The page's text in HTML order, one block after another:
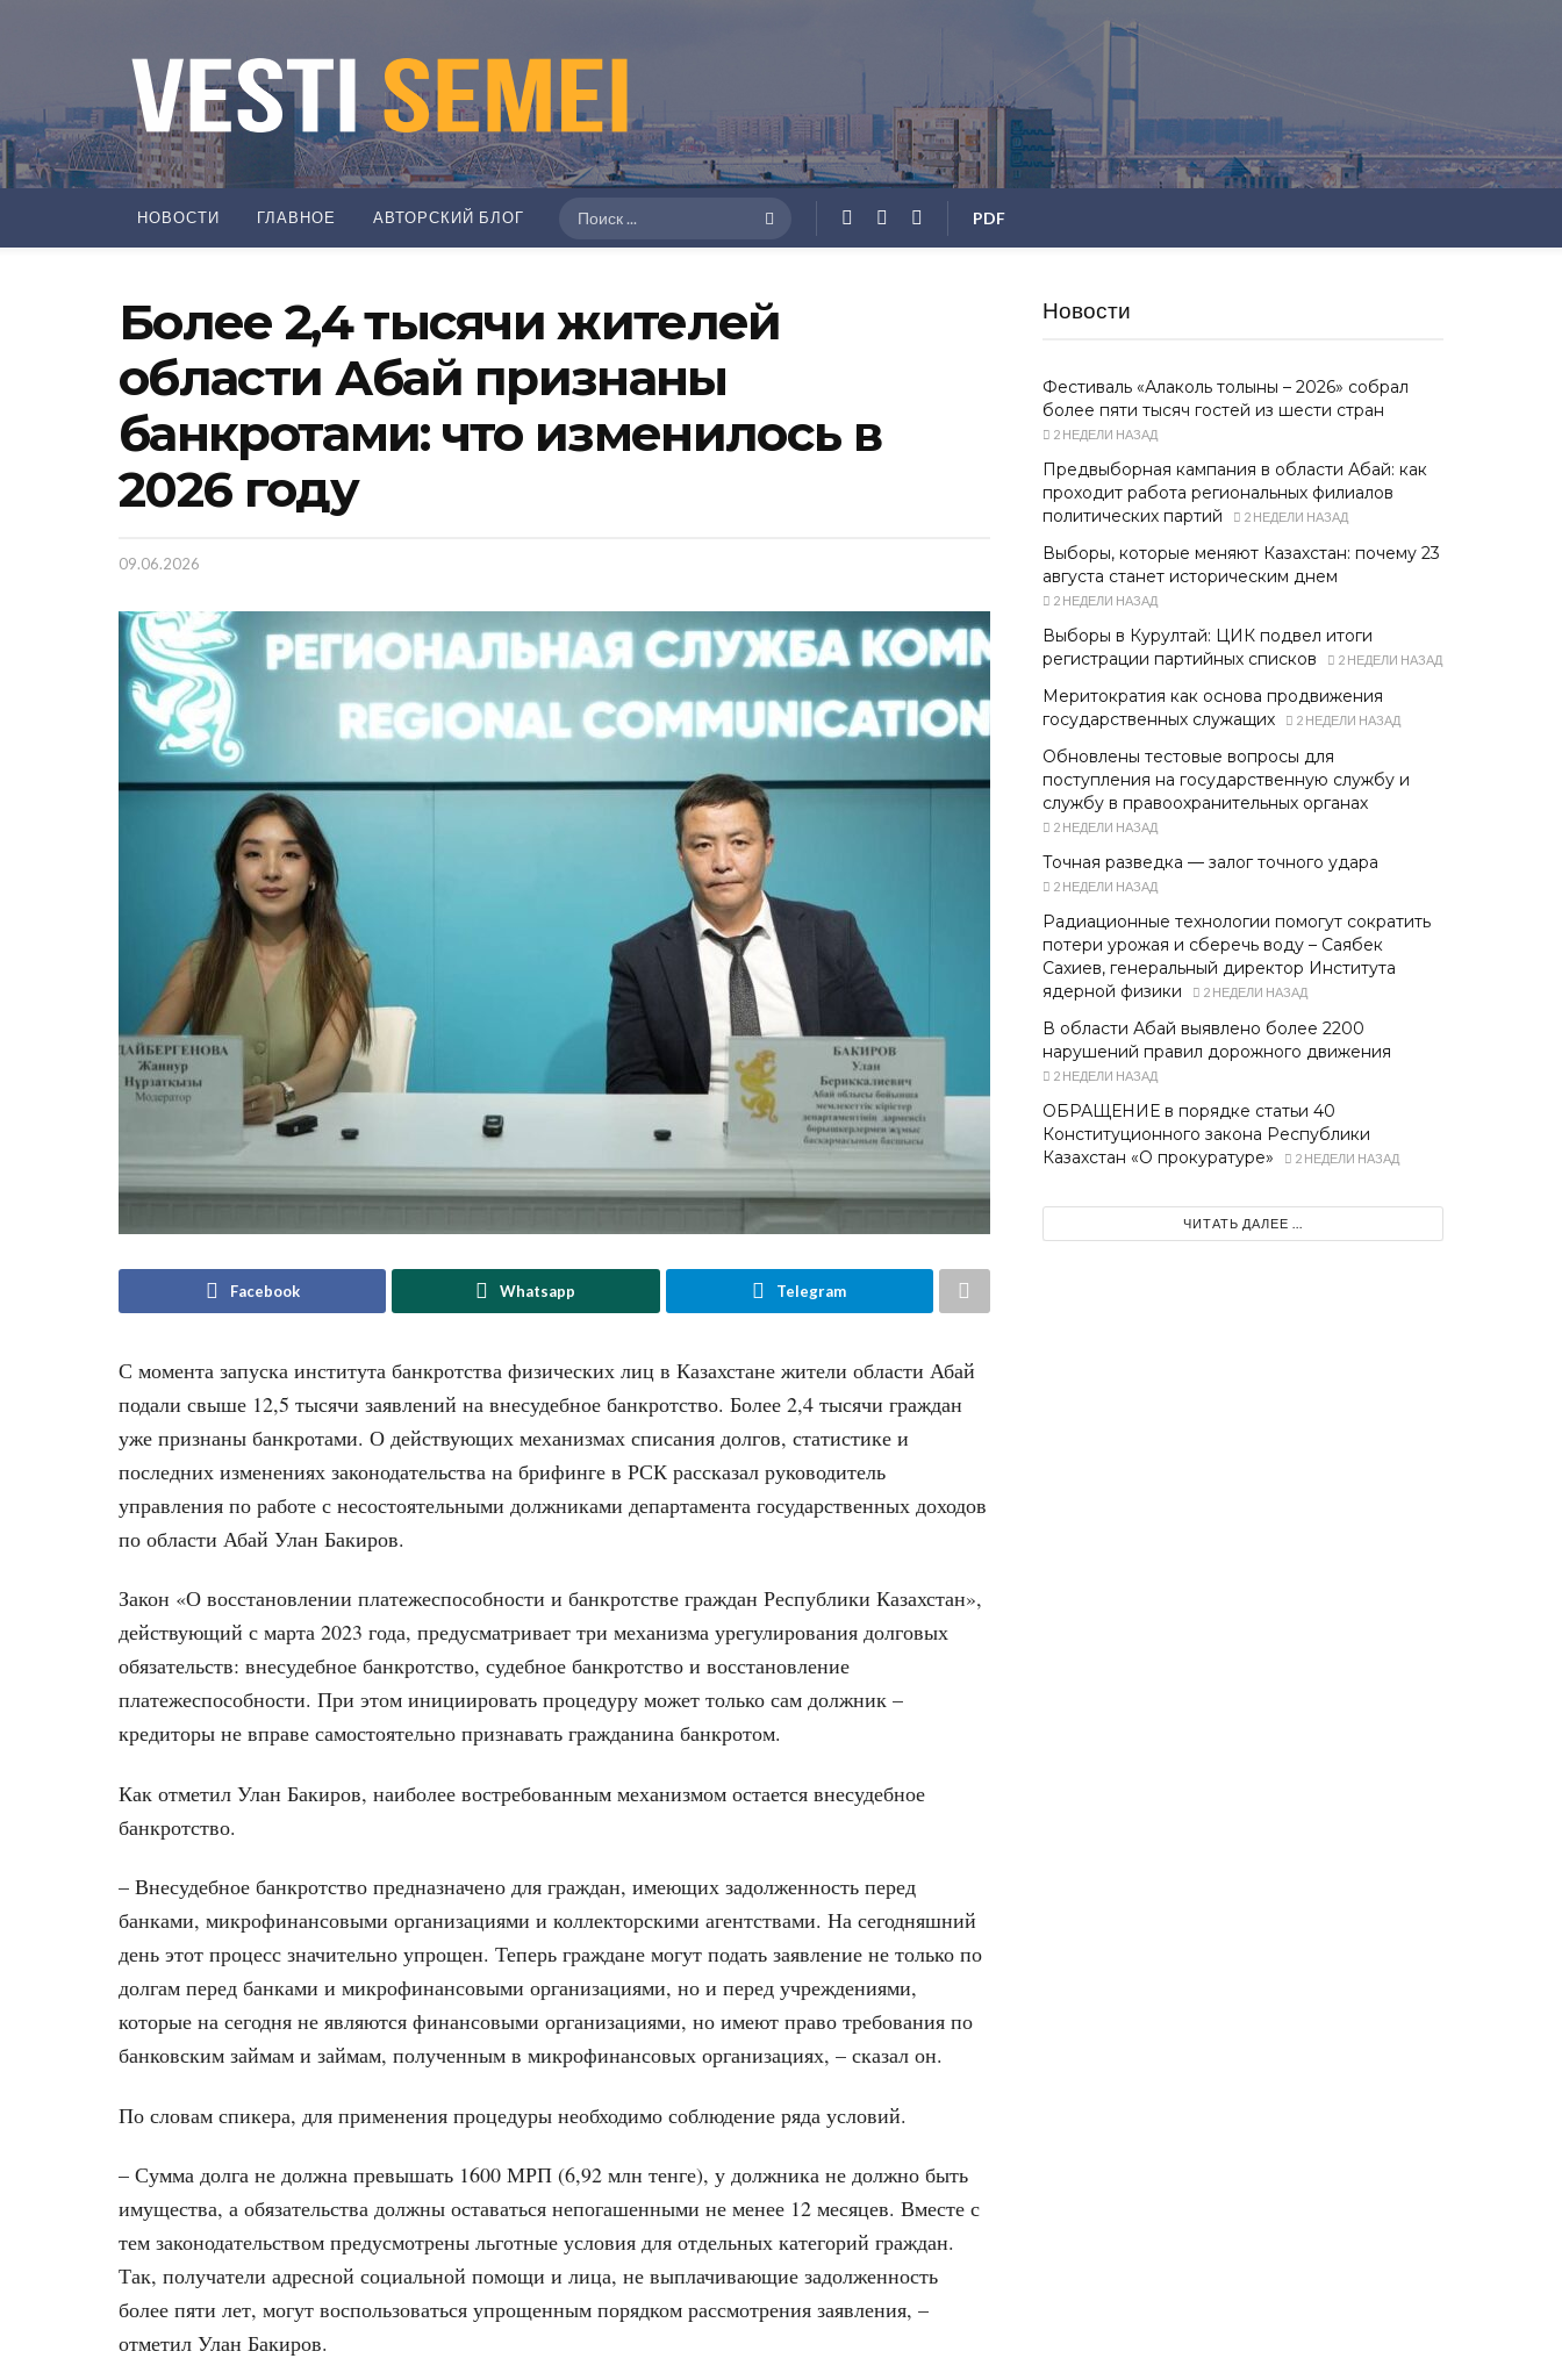
НОВОСТИ ГЛАВНОЕ АВТОРСКИЙ БЛОГ PDF
Более 2,4 тысячи жителей
области Абай признаны
банкротами: что изменилось в
2026 году
09.06.2026
Facebook Whatsapp Telegram
С момента запуска института банкротства физических лиц в Казахстане жители области Абай
подали свыше 12,5 тысячи заявлений на внесудебное банкротство. Более 2,4 тысячи граждан
уже признаны банкротами. О действующих механизмах списания долгов, статистике и
последних изменениях законодательства на брифинге в РСК рассказал руководитель
управления по работе с несостоятельными должниками департамента государственных доходов
по области Абай Улан Бакиров.
Закон «О восстановлении платежеспособности и банкротстве граждан Республики Казахстан»,
действующий с марта 2023 года, предусматривает три механизма урегулирования долговых
обязательств: внесудебное банкротство, судебное банкротство и восстановление
платежеспособности. При этом инициировать процедуру может только сам должник –
кредиторы не вправе самостоятельно признавать гражданина банкротом.
Как отметил Улан Бакиров, наиболее востребованным механизмом остается внесудебное
банкротство.
– Внесудебное банкротство предназначено для граждан, имеющих задолженность перед
банками, микрофинансовыми организациями и коллекторскими агентствами. На сегодняшний
день этот процесс значительно упрощен. Теперь граждане могут подать заявление не только по
долгам перед банками и микрофинансовыми организациями, но и перед учреждениями,
которые на сегодня не являются финансовыми организациями, но имеют право требования по
банковским займам и займам, полученным в микрофинансовых организациях, – сказал он.
По словам спикера, для применения процедуры необходимо соблюдение ряда условий.
– Сумма долга не должна превышать 1600 МРП (6,92 млн тенге), у должника не должно быть
имущества, а обязательства должны оставаться непогашенными не менее 12 месяцев. Вместе с
тем законодательством предусмотрены льготные условия для отдельных категорий граждан.
Так, получатели адресной социальной помощи и лица, не выплачивающие задолженность
более пяти лет, могут воспользоваться упрощенным порядком рассмотрения заявления, –
отметил Улан Бакиров.
Новости
Фестиваль «Алаколь толқыны – 2026» собрал
более пяти тысяч гостей из шести стран
2 НЕДЕЛИ НАЗАД
Предвыборная кампания в области Абай: как
проходит работа региональных филиалов
политических партий
2 НЕДЕЛИ НАЗАД
Выборы, которые меняют Казахстан: почему 23
августа станет историческим днем
2 НЕДЕЛИ НАЗАД
Выборы в Курултай: ЦИК подвел итоги
регистрации партийных списков
2 НЕДЕЛИ НАЗАД
Меритократия как основа продвижения
государственных служащих
2 НЕДЕЛИ НАЗАД
Обновлены тестовые вопросы для
поступления на государственную службу и
службу в правоохранительных органах
2 НЕДЕЛИ НАЗАД
Точная разведка — залог точного удара
2 НЕДЕЛИ НАЗАД
Радиационные технологии помогут сократить
потери урожая и сберечь воду – Саябек
Сахиев, генеральный директор Института
ядерной физики
2 НЕДЕЛИ НАЗАД
В области Абай выявлено более 2200
нарушений правил дорожного движения
2 НЕДЕЛИ НАЗАД
ОБРАЩЕНИЕ в порядке статьи 40
Конституционного закона Республики
Казахстан «О прокуратуре»
2 НЕДЕЛИ НАЗАД
ЧИТАТЬ ДАЛЕЕ ...